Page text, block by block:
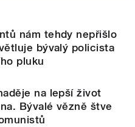
nám tehdy nepřišlo
bývalý policista
pluku
na lepší život
Bývalé vězně štve